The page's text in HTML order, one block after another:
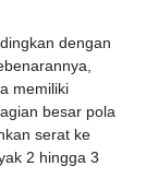
dengan
memiliki
besar pola
serat ke
2 hingga 3